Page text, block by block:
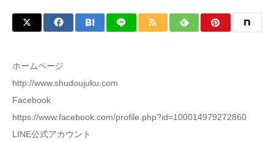
ホームページ
http://www.shudoujuku.com
Facebook
https://www.facebook.com/profile.php?id=100014979272860
LINE公式アカウント